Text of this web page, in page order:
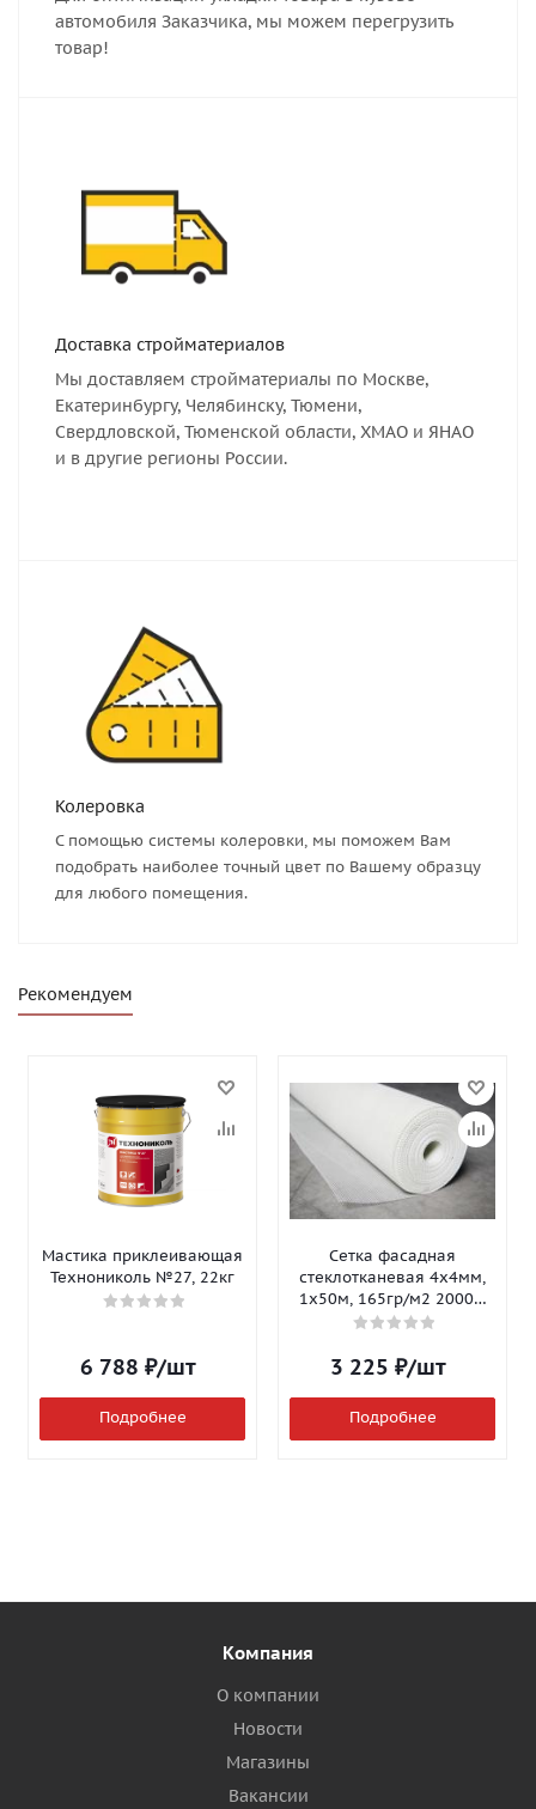
автомобиля Заказчика, мы можем перегрузить
товар!
Доставка стройматериалов
Мы доставляем стройматериалы по Москве,
Екатеринбургу, Челябинску, Тюмени,
Свердловской, Тюменской области, ХМАО и ЯНАО
и в другие регионы России.
Колеровка
С помощью системы колеровки, мы поможем Вам
подобрать наиболее точный цвет по Вашему образцу
для любого помещения.
Рекомендуем
Мастика приклеивающая
Технониколь №27, 22кг
6 788 ₽/шт
Подробнее
Сетка фасадная
стеклотканевая 4х4мм,
1х50м, 165гр/м2 2000Н
Isomax-165
3 225 ₽/шт
Подробнее
Компания
О компании
Новости
Магазины
Вакансии